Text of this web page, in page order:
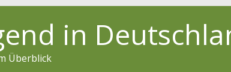
in
Überblick